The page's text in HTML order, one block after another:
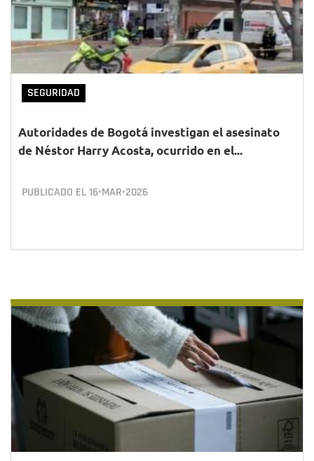
SEGURIDAD
Autoridades de Bogotá investigan el asesinato
de Néstor Harry Acosta, ocurrido en el...
PUBLICADO EL16•MAR•2026